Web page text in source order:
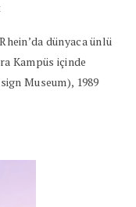
dünyaca ünlü
Kampüs içinde
Museum), 1989